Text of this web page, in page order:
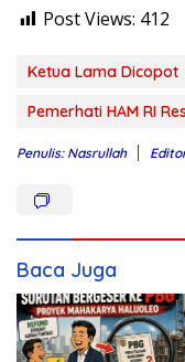
Post Views: 412
Ketua Lama Dicopot
Pemerhati HAM RI
Penulis: Nasrullah
Baca Juga